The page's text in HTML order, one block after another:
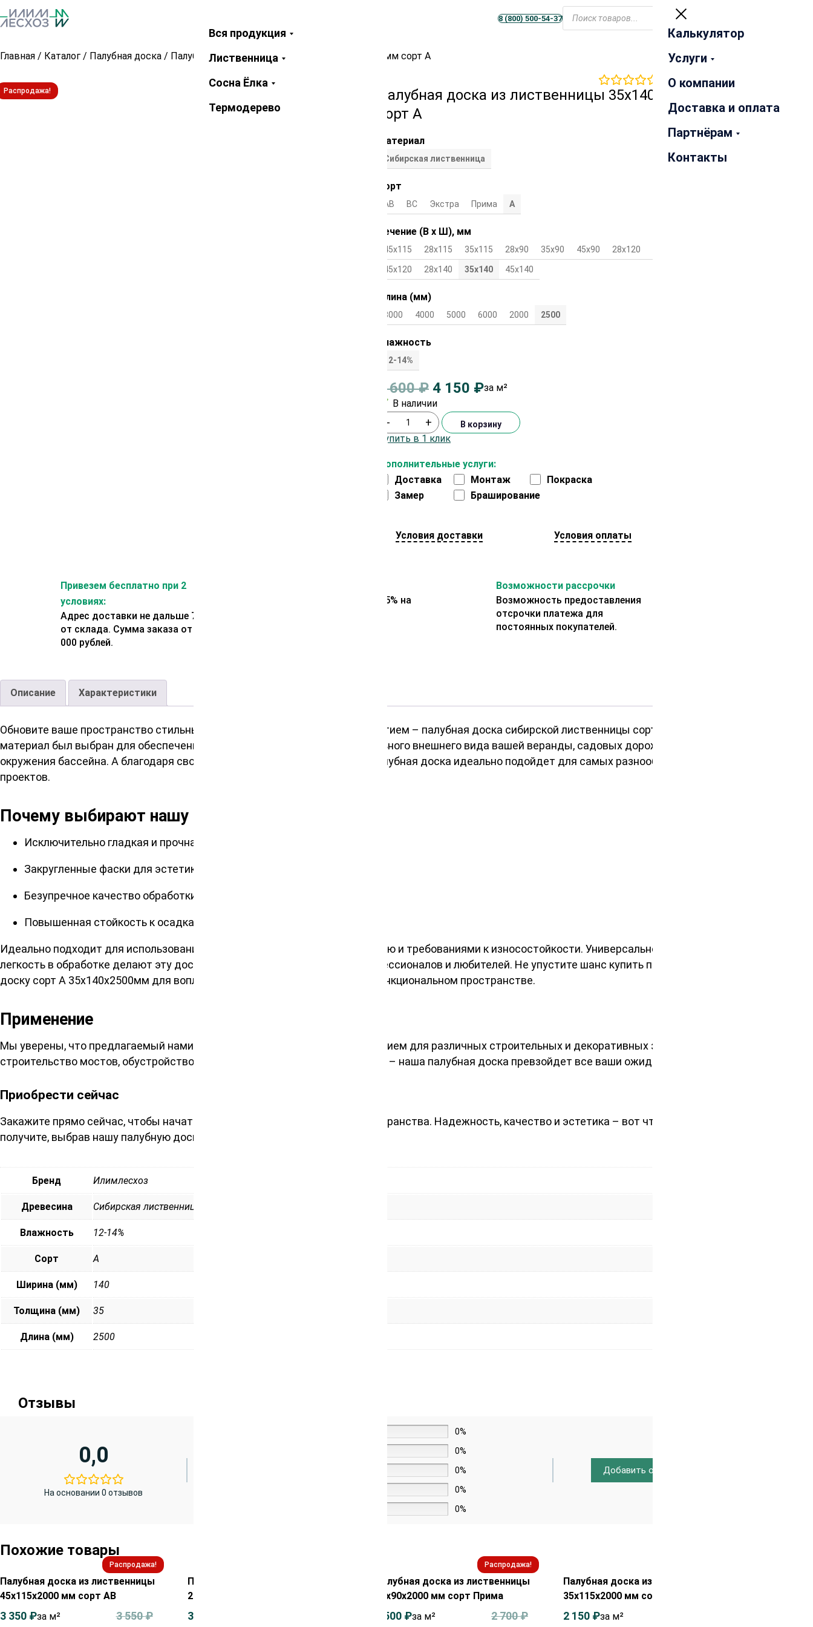
Телеграм
MAX8 (800) 500-54-37
Закрыть
Калькулятор
Услуги
О компании
Доставка и оплата
Партнёрам
Контакты
Закрыть
Вся продукция
Лиственница
Сосна Ёлка
Термодерево
Главная / Каталог / Палубная доска / Палубная доска из лиственницы 35х140х2500 мм сорт А
отзывов
Распродажа!
Палубная доска из лиственницы 35х140х2500 мм
сорт А
Материал
Сибирская лиственница
Сорт
АВ ВС Экстра Прима А
Сечение (В х Ш), мм
45х115 28х115 35х115 28х90 35х90 45х90 28х120
45х120 28х140 35х140 45х140
Длина (мм)
3000 4000 5000 6000 2000 2500
Влажность
12-14%
4 600₽ 4 150 ₽за м²
В наличии
Дополнительные услуги:
Доставка
Монтаж
Покраска
Замер
Браширование
- + В корзину
Купить в 1 клик
Условия доставки Условия оплаты
Привезем бесплатно при 2
условиях:
Адрес доставки не дальше 70 км
от склада. Сумма заказа от 200
000 рублей.
Представляем скидку 5% на
Возможности рассрочки
Возможность предоставления
отсрочки платежа для
постоянных покупателей.
Описание Характеристики
Обновите ваше пространство стильным и долговечным напольным покрытием – палубная доска сибирской лиственницы сорт А. Этот
материал был выбран для обеспечения превосходной прочности и уникального внешнего вида вашей веранды, садовых дорожек или
окружения бассейна. А благодаря своим размерам 35х140х2500мм, эта палубная доска идеально подойдет для самых разнообразных
проектов.
Почему выбирают нашу палубную доску?
Исключительно гладкая и прочная поверхность
Закругленные фаски для эстетики и безопасности
Безупречное качество обработки
Повышенная стойкость к осадкам и истиранию
Идеально подходит для использования в местах с повышенной влажностью и требованиями к износостойкости. Универсальность и
легкость в обработке делают эту доску популярным выбором среди профессионалов и любителей. Не упустите шанс купить палубную
доску сорт А 35x140x2500мм для воплощения ваших мечт о красивом и функциональном пространстве.
Применение
Мы уверены, что предлагаемый нами продукт послужит идеальным решением для различных строительных и декоративных задач. Будь то
строительство мостов, обустройство пирсов или обшивка вокруг бассейна – наша палубная доска превзойдет все ваши ожидания.
Приобрести сейчас
Закажите прямо сейчас, чтобы начать преображение вашего жилого пространства. Надежность, качество и эстетика – вот что вы
получите, выбрав нашу палубную доску сибирской лиственницы.
Бренд Илимлесхоз
Древесина Сибирская лиственница
Влажность 12-14%
Сорт А
Ширина (мм) 140
Толщина (мм) 35
Длина (мм) 2500
Отзывы
0,0
На основании 0 отзывов
0%
0%
0%
0%
0%
Добавить отзыв
Похожие товары
Распродажа!
Палубная доска из лиственницы
45х115х2000 мм сорт АВ
3 550₽
3 350 ₽за м²
Палубная доска из лиственницы
28х90х2000 мм сорт Экстра
3 700
Распродажа!
Палубная доска из лиственницы
28х90х2000 мм сорт Прима
2 700₽
2 500 ₽за м²
Палубная доска из лиственницы
35х115х2000 мм сорт ВС
2 150 ₽за м²